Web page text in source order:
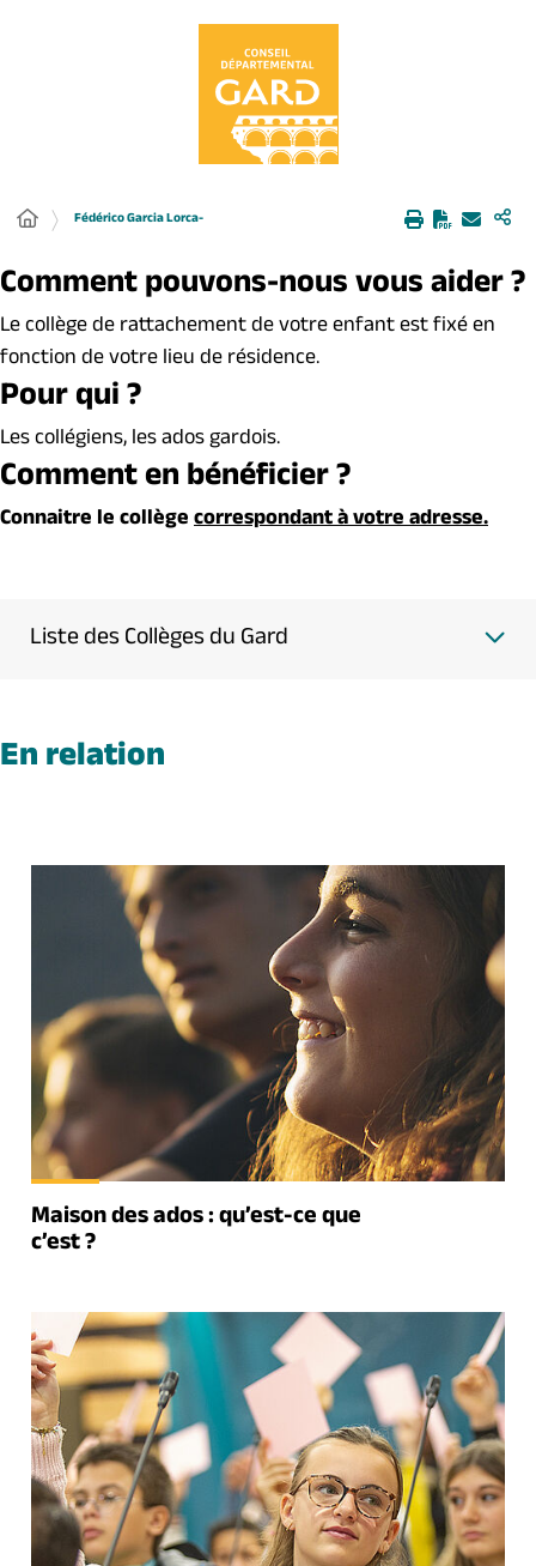
Fédérico Garcia Lorca-
Comment pouvons-nous vous aider ?
Le collège de rattachement de votre enfant est fixé en
fonction de votre lieu de résidence.
Pour qui ?
Les collégiens, les ados gardois.
Comment en bénéficier ?
Connaitre le collègecorrespondant à votre adresse.
Liste des Collèges du Gard
En relation
Maison des ados : qu’est-ce que
c’est ?